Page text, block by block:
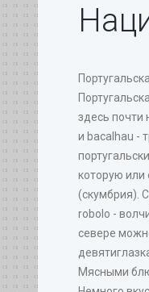
здесь почти
и bacalhau -
которую или
(скумбрия).
robolo -
севере
Мясными